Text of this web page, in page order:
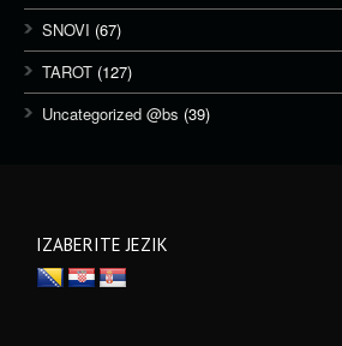
SNOVI (67)
TAROT (127)
Uncategorized @bs (39)
IZABERITE JEZIK